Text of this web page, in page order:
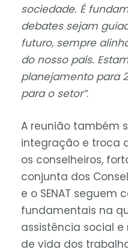
sociedade. É
debates sejam
futuro, sempre
do nosso país.
planejamento para
para o setor”.
A reunião também
integração e troca
os conselheiros,
conjunta dos
e o SENAT seguem
fundamentais na
assistência social
de vida dos